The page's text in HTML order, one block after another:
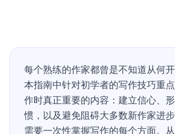
每个熟练的作家都曾是不知道从何开
本指南中针对初学者的写作技巧重
作时真正重要的内容：建立信心、
惯，以及避免阻碍大多数新作家进
需要一次性掌握写作的每个方面。